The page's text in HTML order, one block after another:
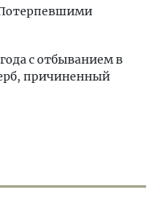
Потерпевшими
с отбыванием в
причиненный